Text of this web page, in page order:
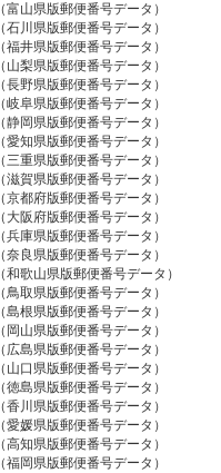
（富山県版郵便番号データ）
（石川県版郵便番号データ）
（福井県版郵便番号データ）
（山梨県版郵便番号データ）
（長野県版郵便番号データ）
（岐阜県版郵便番号データ）
（静岡県版郵便番号データ）
（愛知県版郵便番号データ）
（三重県版郵便番号データ）
（滋賀県版郵便番号データ）
（京都府版郵便番号データ）
（大阪府版郵便番号データ）
（兵庫県版郵便番号データ）
（奈良県版郵便番号データ）
（和歌山県版郵便番号データ）
（鳥取県版郵便番号データ）
（島根県版郵便番号データ）
（岡山県版郵便番号データ）
（広島県版郵便番号データ）
（山口県版郵便番号データ）
（徳島県版郵便番号データ）
（香川県版郵便番号データ）
（愛媛県版郵便番号データ）
（高知県版郵便番号データ）
（福岡県版郵便番号データ）